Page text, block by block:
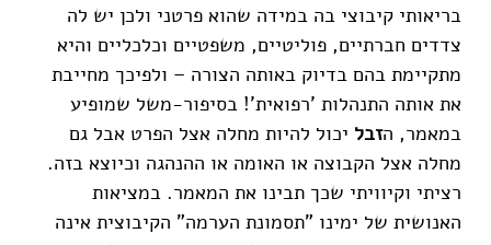
בריאותי קיבוצי בה במידה שהוא פרטני ולכן יש לה
צדדים חברתיים, פוליטיים, משפטיים וכלכליים והיא
מתקיימת בהם בדיוק באותה הצורה – ולפיכך מחייבת
את אותה התנהלות 'רפואית'! בסיפור-משל שמופיע
במאמר, הזבל יכול להיות מחלה אצל הפרט אבל גם
מחלה אצל הקבוצה או האומה או ההנהגה וכיוצא בזה.
רציתי וקיוויתי שכך תבינו את המאמר. במציאות
האנושית של ימינו "תסמונת הערמה" הקיבוצית אינה